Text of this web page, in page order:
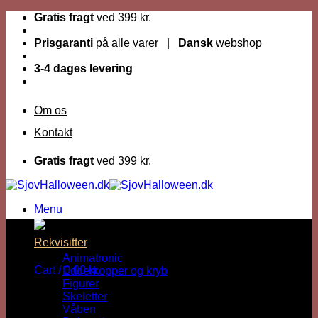
Fortsæt
indhold
Gratis fragt ved 399 kr.
Prisgaranti på alle varer | Dansk webshop
3-4 dages levering
Om os
Kontakt
Gratis fragt ved 399 kr.
Menu
Dage til Halloween :
Cart /0,00kr.
Rekvisitter
Animatronic
Edderkopper og kryb
Figurer
Skeletter
Våben